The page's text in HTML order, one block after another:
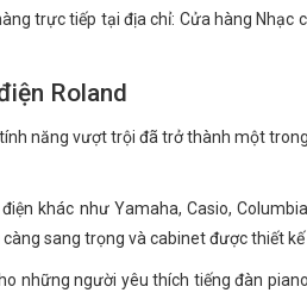
trực tiếp tại địa chỉ: Cửa hàng Nhạc
Roland
năng vượt trội đã trở thành một
khác như Yamaha, Casio,
sang trọng và cabinet được thiết
những người yêu thích tiếng đàn